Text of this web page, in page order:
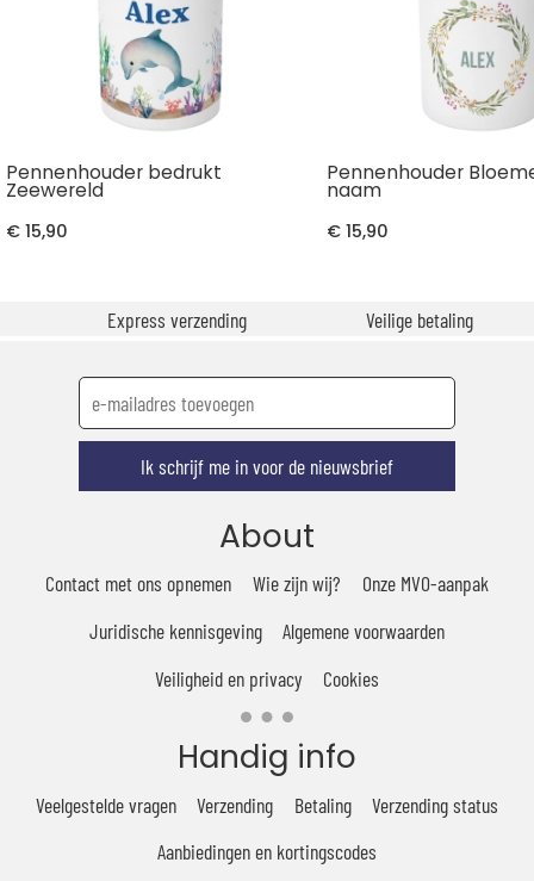
Pennenhouder bedrukt
Zeewereld
€ 15,90
Pennenhouder
naam
€ 15,90
Express verzending Veilige betaling
Ik schrijf me in voor de nieuwsbrief
About
Contact met ons opnemen Wie zijn wij?
Onze MVO-aanpak
Juridische kennisgeving
Algemene voorwaarden
Veiligheid en privacy
Cookies
Handig info
Veelgestelde vragen Verzending Betaling
Verzending status
Aanbiedingen en kortingscodes